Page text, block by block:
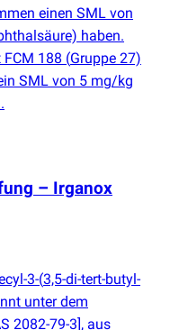
einen SML von
haben.
188 (Gruppe 27)
SML von 5 mg/kg
– Irganox
3-(3,5-di-tert-butyl-
unter dem
2082-79-3], aus